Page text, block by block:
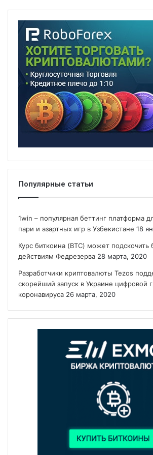
Популярные статьи
1win – популярная беттинг платформа
пари и азартных игр в Узбекистане 18
Курс биткоина (BTC) может подскочить
действиям Федрезерва 28 марта, 2020
Разработчики криптовалюты Tezos
скорейший запуск в Украине цифровой
коронавируса 26 марта, 2020